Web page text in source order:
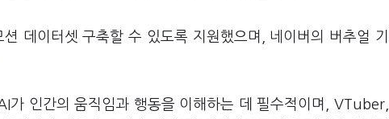
데이터셋 구축할 수 있도록 지원했으며, 네이버의 버추얼 기
가 인간의 움직임과 행동을 이해하는 데 필수적이며, VTuber,